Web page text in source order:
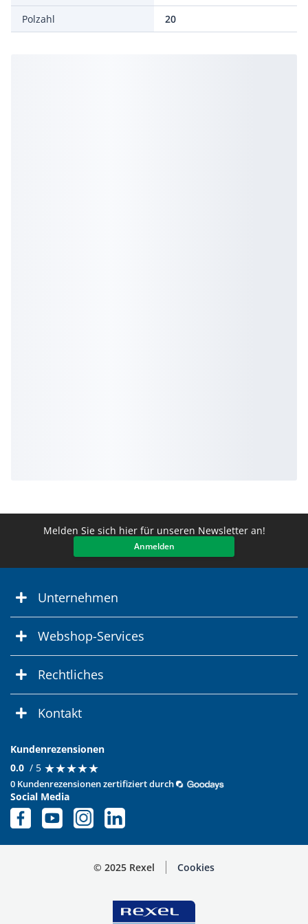
Polzahl 20
Melden Sie sich hier für unseren Newsletter an!
Anmelden
Unternehmen
Webshop-Services
Rechtliches
Kontakt
Kundenrezensionen
0.0 / 5 ★★★★★
★★★★★
0 Kundenrezensionen zertifiziert durch
Social Media
© 2025 Rexel Cookies